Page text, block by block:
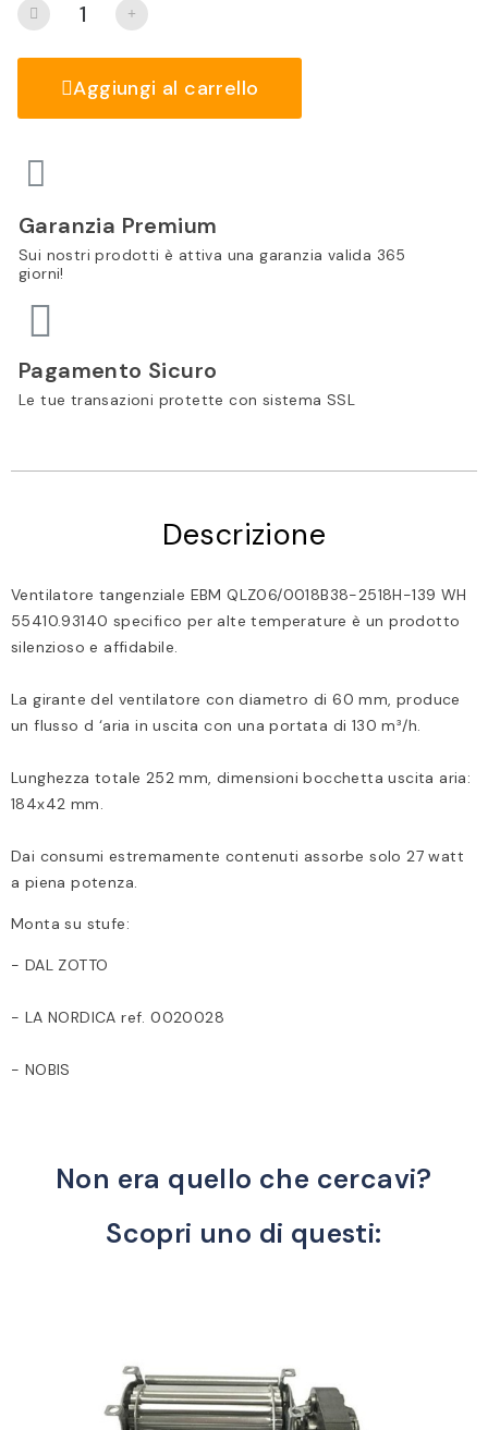
Aggiungi al carrello
Garanzia Premium
Sui nostri prodotti è attiva una garanzia valida 365
giorni!
Pagamento Sicuro
Le tue transazioni protette con sistema SSL
Descrizione
Ventilatore tangenziale EBM QLZ06/0018B38-2518H-139 WH
55410.93140 specifico per alte temperature è un prodotto
silenzioso e affidabile.
La girante del ventilatore con diametro di 60 mm, produce
un flusso d ‘aria in uscita con una portata di 130 m³/h.
Lunghezza totale 252 mm, dimensioni bocchetta uscita aria:
184x42 mm.
Dai consumi estremamente contenuti assorbe solo 27 watt
a piena potenza.
Monta su stufe:
- DAL ZOTTO
- LA NORDICA ref. 0020028
- NOBIS
Non era quello che cercavi?
Scopri uno di questi: